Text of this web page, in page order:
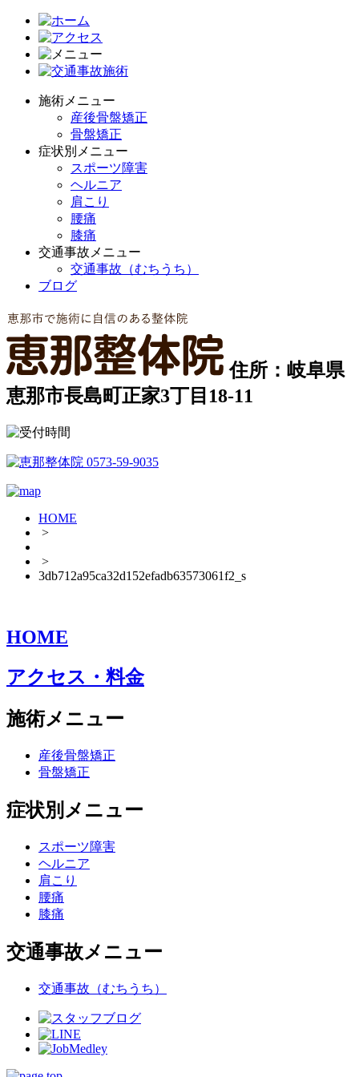
施術メニュー
産後骨盤矯正
骨盤矯正
症状別メニュー
スポーツ障害
ヘルニア
肩こり
腰痛
膝痛
交通事故メニュー
交通事故（むちうち）
ブログ
住所：岐阜県
恵那市長島町正家3丁目18-11
HOME
>
>
3db712a95ca32d152efadb63573061f2_s
HOME
アクセス・料金
施術メニュー
産後骨盤矯正
骨盤矯正
症状別メニュー
スポーツ障害
ヘルニア
肩こり
腰痛
膝痛
交通事故メニュー
交通事故（むちうち）